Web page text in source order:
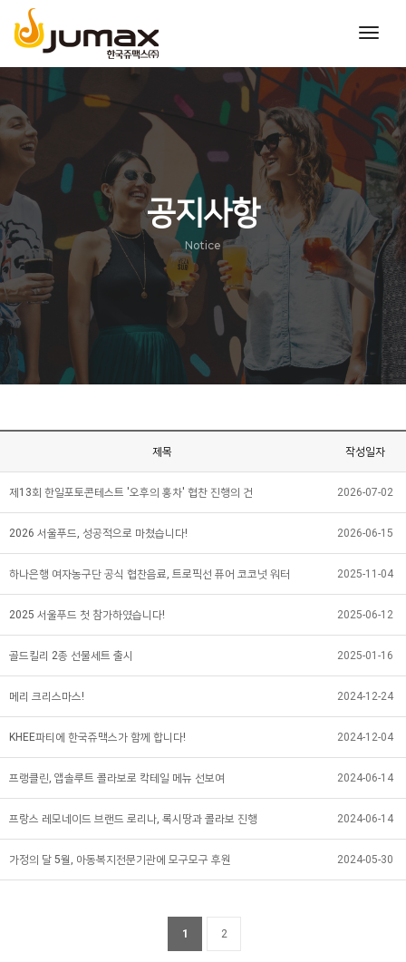
공지사항
Notice
제목 작성일자
제13회 한일포토콘테스트 '오후의 홍차' 협찬 진행의 건 2026-07-02
2026 서울푸드, 성공적으로 마쳤습니다! 2026-06-15
하나은행 여자농구단 공식 협찬음료, 트로픽선 퓨어 코코넛 워터 2025-11-04
2025 서울푸드 첫 참가하였습니다! 2025-06-12
골드킬리 2종 선물세트 출시 2025-01-16
메리 크리스마스! 2024-12-24
KHEE파티에 한국쥬맥스가 함께 합니다! 2024-12-04
프랭클린, 앱솔루트 콜라보로 칵테일 메뉴 선보여 2024-06-14
프랑스 레모네이드 브랜드 로리나, 록시땅과 콜라보 진행 2024-06-14
가정의 달 5월, 아동복지전문기관에 모구모구 후원 2024-05-30
1 2